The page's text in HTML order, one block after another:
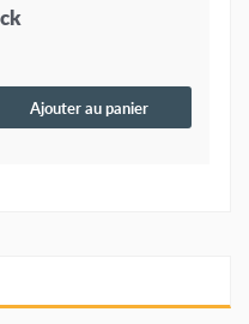
Ajouter au panier